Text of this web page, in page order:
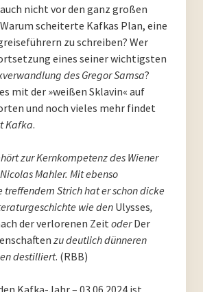
Düsseldorf
nicht vor den ganz großen
scheiterte Kafkas Plan, eine
zu schreiben? Wer
eines seiner wichtigsten
des Gregor Samsa?
mit der »weißen Sklavin« auf
und noch vieles mehr findet
Kafka.
zur Kernkompetenz des Wiener
Mahler. Mit ebenso
Strich hat er schon dicke
wie den Ulysses,
der verlorenen Zeit oderDer
zu deutlich dünneren
destilliert. (RBB)
Kafka-Jahr – 03.06.2024 ist